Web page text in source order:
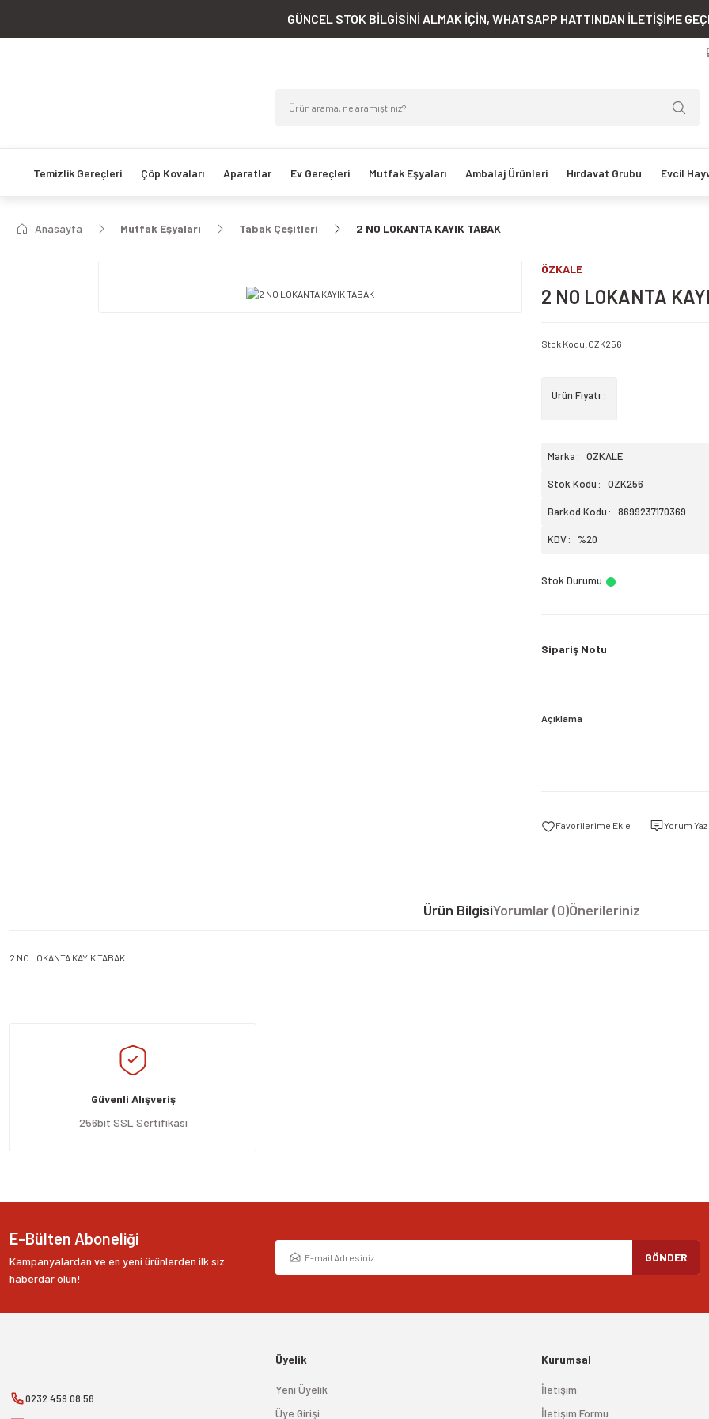
GÜNCEL STOK BİLGİSİNİ ALMAK İÇİN, WHATSAPP HATTINDAN İLETİŞİME
Temizlik Gereçleri Çöp Kovaları Aparatlar Ev Gereçleri Mutfak Eşyaları Ambalaj Ürünleri Hırdavat Grubu Evcil
Anasayfa Mutfak Eşyaları Tabak Çeşitleri 2 NO LOKANTA KAYIK TABAK
ÖZKALE
2 NO LOKANTA
Stok Kodu:OZK256
Ürün Fiyatı :
Marka ÖZKALE
Stok Kodu OZK256
Barkod Kodu 8699237170369
KDV %20
Stok Durumu:
Sipariş Notu
Açıklama
Yorum Yaz
Ürün BilgisiYorumlar (0)Önerileriniz
2 NO LOKANTA KAYIK TABAK
Ürün resmi kalitesiz, bozuk veya görüntülenemiyor.
Ürün açıklamasında eksik bilgiler bulunuyor.
Ürün bilgilerinde hatalar bulunuyor.
Ürün fiyatı diğer sitelerden daha pahalı.
Güvenli Alışveriş
256bit SSL Sertifikası
E-Bülten Aboneliği
Kampanyalardan ve en yeni ürünlerden ilk siz
haberdar olun!
GÖNDER
0232 459 08 58
Üyelik
Yeni Üyelik
Üye Girişi
Kurumsal
İletişim
İletişim Formu